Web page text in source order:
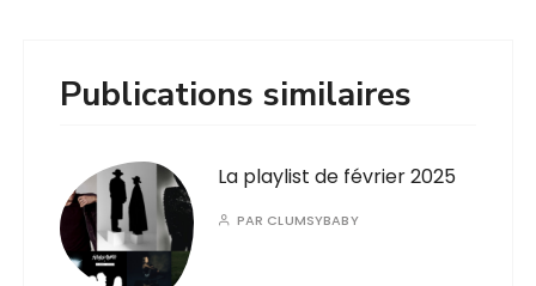
Publications similaires
La playlist de février 2025
PAR CLUMSYBABY